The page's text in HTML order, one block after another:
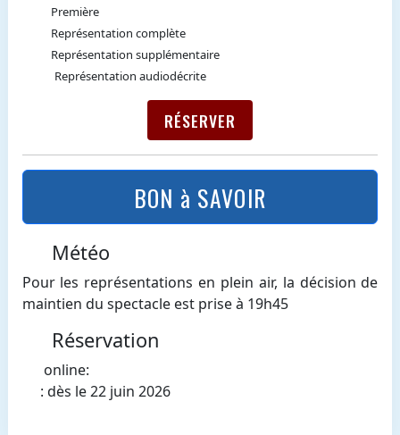
Première
Représentation complète
Représentation supplémentaire
Représentation audiodécrite
RÉSERVER
BON à SAVOIR
Météo
Pour les représentations en plein air, la décision de
maintien du spectacle est prise à 19h45
Réservation
online:
: dès le 22 juin 2026